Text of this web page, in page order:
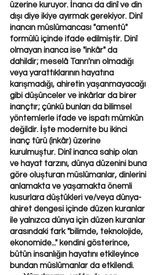
üzerine kuruyor. İnancı da dinî ve din
dışı diye ikiye ayırmak gerekiyor. Dinî
inancın müslümancası "amentü"
formülü içinde ifade edilmiştir. Dinî
olmayan inanca ise "inkâr" da
dahildir; meselâ Tanrı'nın olmadığı
veya yarattıklarının hayatına
karışmadığı, ahiretin yaşanmayacağı
gibi düşünceler ve inkârlar da birer
inançtır; çünkü bunları da bilimsel
yöntemlerle ifade ve ispatı mümkün
değildir. İşte modernite bu ikinci
inanç türü (inkâr) üzerine
kurulmuştur. Dinî inanca sahip olan
ve hayat tarzını, dünya düzenini buna
göre oluşturan müslümanlar, dinlerini
anlamakta ve yaşamakta önemli
kusurlara düştükleri ve/veya dünya-
ahiret dengesi içinde düzen kuranlar
ile yalnızca dünya için düzen kuranlar
arasındaki fark "bilimde, teknolojide,
ekonomide..." kendini gösterince,
bütün insanlığın hayatını etkileyince
bundan müslümanlar da etkilendi.